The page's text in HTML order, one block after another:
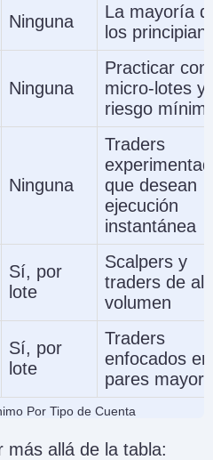
Por Tipo de Cuenta
Ninguna
La mayoría
los
Ninguna
Practicar con
micro-lotes y
riesgo
Ninguna
Traders
que desean
ejecución
instantánea
Sí, por
lote
Scalpers y
traders de
volumen
Sí, por
lote
Traders
enfocados en
pares
más allá de la tabla: